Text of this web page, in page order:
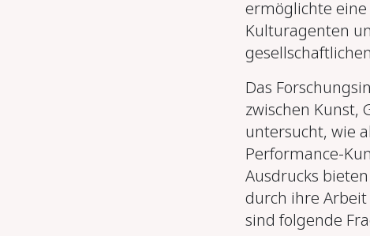
ermöglichte
Kulturagenten
Das
zwischen Kunst,
untersucht, wie
Performance-
Ausdrucks
durch ihre
sind folgende